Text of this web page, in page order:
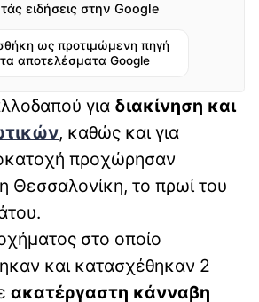
ειδήσεις στην Google
ως προτιμώμενη πηγή
αποτελέσματα Google
για διακίνηση και
, καθώς και για
προχώρησαν
Θεσσαλονίκη, το πρωί του
στο οποίο
και κατασχέθηκαν 2
ακατέργαστη κάνναβη